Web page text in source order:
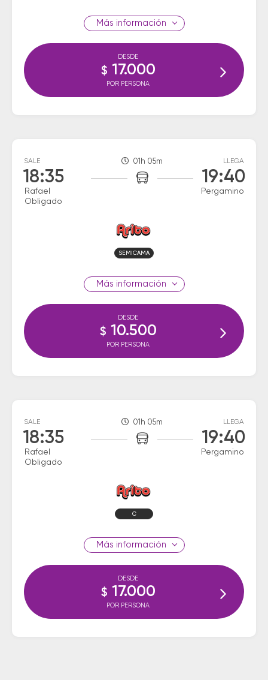
información
DESDE
$ 17.000
POR PERSONA
SALE
18:35
Rafael
Obligado
01h 05m LLEGA
19:40
Pergamino
SEMICAMA
información
DESDE
$ 10.500
POR PERSONA
SALE
18:35
Rafael
Obligado
01h 05m LLEGA
19:40
Pergamino
C
información
DESDE
$ 17.000
POR PERSONA